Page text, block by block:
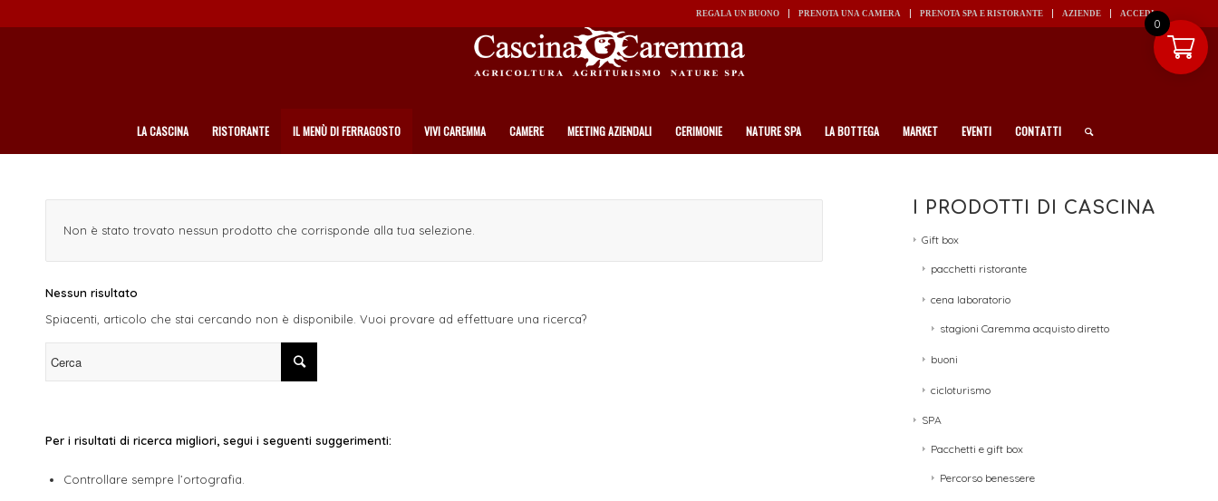
0
REGALA UN BUONO PRENOTA UNA CAMERA PRENOTA SPA E RISTORANTE AZIENDE ACCEDI
LA CASCINA RISTORANTE IL MENÙ DI FERRAGOSTO VIVI CAREMMA CAMERE MEETING AZIENDALI CERIMONIE NATURE SPA LA BOTTEGA MARKET EVENTI CONTATTI
Non è stato trovato nessun prodotto che corrisponde alla tua selezione.
Nessun risultato
Spiacenti, articolo che stai cercando non è disponibile. Vuoi provare ad effettuare una ricerca?
Per i risultati di ricerca migliori, segui i seguenti suggerimenti:
Controllare sempre l’ortografia.
I PRODOTTI DI CASCINA
Gift box
pacchetti ristorante
cena laboratorio
stagioni Caremma acquisto diretto
buoni
cicloturismo
SPA
Pacchetti e gift box
Percorso benessere